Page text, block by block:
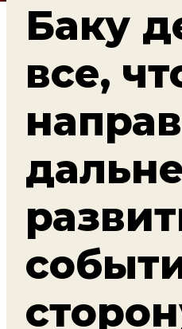
Баку
все,